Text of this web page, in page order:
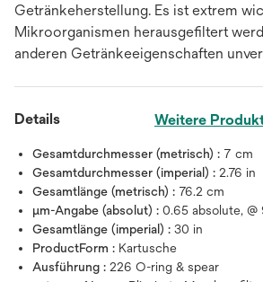
Getränkeherstellung. Es ist extrem
Mikroorganismen herausgefiltert
anderen Getränkeeigenschaften
Details Weitere
Gesamtdurchmesser (metrisch) : 7 cm
Gesamtdurchmesser (imperial) : 2.76 in
Gesamtlänge (metrisch) : 76.2 cm
μm-Angabe (absolut) : 0.65 absolute, @
Gesamtlänge (imperial) : 30 in
ProductForm : Kartusche
Ausführung : 226 O-ring & spear